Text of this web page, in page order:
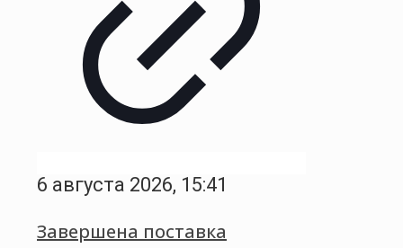
6 августа 2026, 15:41
Завершена поставка